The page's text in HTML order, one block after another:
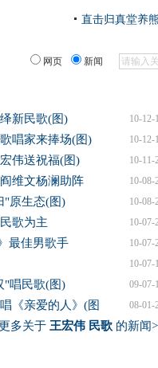
直击归真堂养
网页 新闻
10-12-
新民歌(图)
10-12-
唱家来捧场(图)
10-11-
伟送祝福(图)
10-08-
维文杨澜助阵
10-08-
"原生态(图)
10-07-
歌为主
10-07-
最佳男歌手
10-07-
09-07-
"唱民歌(图)
08-01-
《亲爱的人》(图
多关于 王宏伟 民歌的新闻